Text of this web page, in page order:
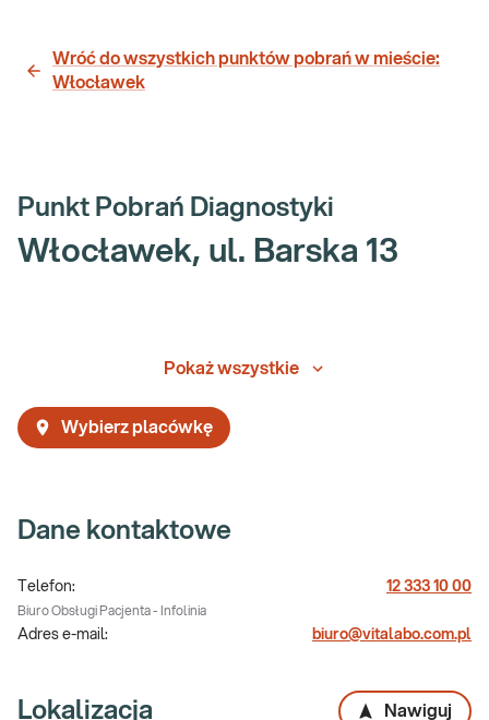
Wróć do wszystkich punktów pobrań w mieście:
Włocławek
Punkt Pobrań Diagnostyki
Włocławek, ul. Barska 13
Pokaż wszystkie
Wybierz placówkę
Dane kontaktowe
Telefon: 12 333 10 00
Biuro Obsługi Pacjenta - Infolinia
Adres e-mail: biuro@vitalabo.com.pl
Lokalizacja Nawiguj